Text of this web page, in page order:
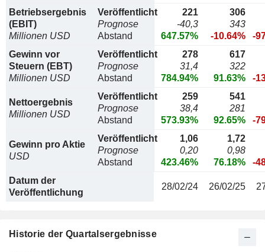
Betriebsergebnis
(EBIT)
Millionen USD
Veröffentlicht
Prognose
Abstand
221
-40,3
647.57%
306
343
-10.64%
-
Gewinn vor
Steuern (EBT)
Millionen USD
Veröffentlicht
Prognose
Abstand
278
31,4
784.94%
617
322
91.63%
-
Nettoergebnis
Millionen USD
Veröffentlicht
Prognose
Abstand
259
38,4
573.93%
541
281
92.65%
-
Gewinn pro Aktie
USD
Veröffentlicht
Prognose
Abstand
1,06
0,20
423.46%
1,72
0,98
76.18%
-
Datum der
Veröffentlichung
28/02/24 26/02/25
Historie der Quartalsergebnisse